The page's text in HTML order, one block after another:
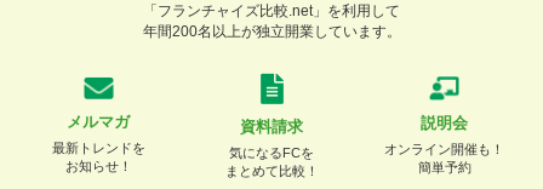
「フランチャイズ比較.net」を利用して
年間200名以上が独立開業しています。
メルマガ
最新トレンドを
お知らせ！
資料請求
気になるFCを
まとめて比較！
説明会
オンライン開催も！
簡単予約